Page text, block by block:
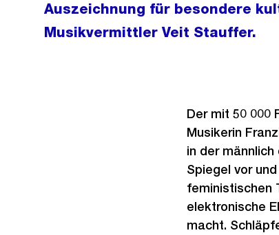
Auszeichnung für besondere
Musikvermittler Veit Stauffer.
Der mit 50 000
Musikerin
in der
Spiegel vor
feministischen
elektronische
macht.